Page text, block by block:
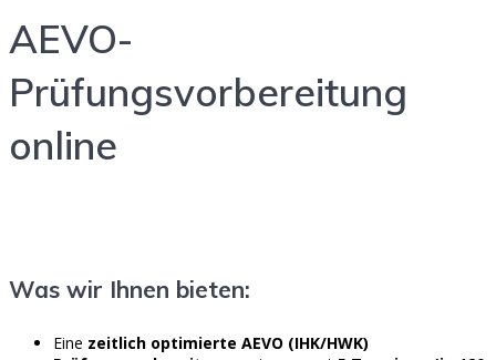
AEVO-
Prüfungsvorbereitung
online
Was wir Ihnen bieten:
Eine zeitlich optimierte AEVO (IHK/HWK)